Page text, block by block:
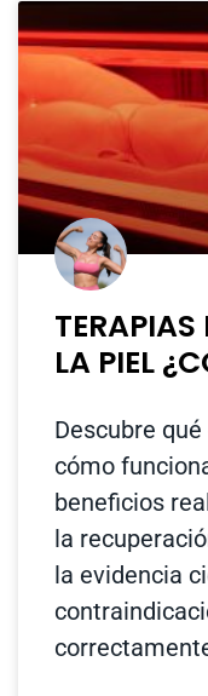
LA PIEL
Descubre
cómo
beneficios
la
la evidencia